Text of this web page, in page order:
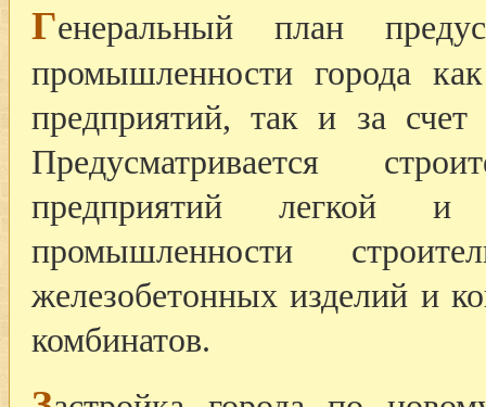
Генеральный план
промышленности города
предприятий, так и за
Предусматривается
предприятий легкой и
промышленности
железобетонных изделий и
комбинатов.